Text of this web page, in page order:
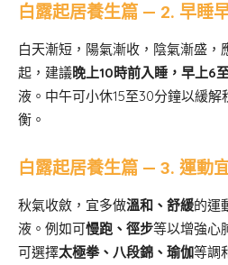
白露起居養生篇 — 2. 早睡
白天漸短，陽氣漸收，陰氣漸盛，
起，建議晚上10時前入睡，早上6
液。中午可小休15至30分鐘以緩
衡。
白露起居養生篇 — 3. 運動
秋氣收斂，宜多做溫和、舒緩的運
液。例如可慢跑、徑步等以增強心
可選擇太極拳、八段錦、瑜伽等調